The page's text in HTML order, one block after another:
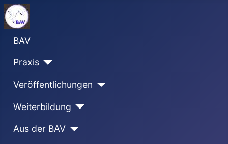
BAV
Praxis
Veröffentlichungen
Weiterbildung
Aus der BAV